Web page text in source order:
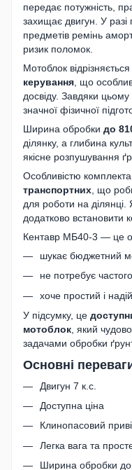
передає потужність,
захищає двигун. У
предметів ремінь
ризик поломок.
Мотоблок відрізняється
керування , що
досвіду. Завдяки
значної фізичної
Ширина обробки до
ділянку, а глибина
якісне розпушування
Особливістю
транспортних , що
для роботи на
додатково встановити
Кентавр МБ40-3 — це
шукає бюджетний
не потребує
хоче простий і
У підсумку, це
мотоблок , який
задачами обробки
Основні
Двигун 7 к.с.
Доступна ціна
Клинопасовий
Легка вага та
Ширина обробки